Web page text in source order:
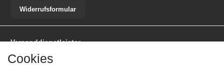
Widerrufsformular
Versanddienstleister
*Lieferzeit: 1-3 Werktage / 4-5 Werktage - je nach Artikelgruppe.
Informationen
Cookies